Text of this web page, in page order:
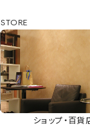
STORE
ショップ・百貨